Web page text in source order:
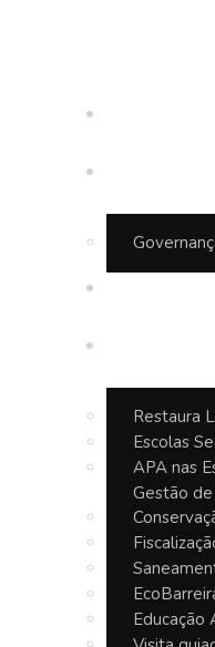
Restaura
Escolas
APA nas
Gestão
Educação